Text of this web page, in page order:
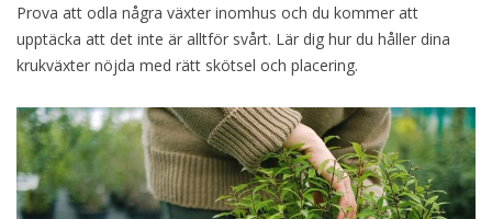
Prova att odla några växter inomhus och du kommer att
upptäcka att det inte är alltför svårt. Lär dig hur du håller dina
krukväxter nöjda med rätt skötsel och placering.